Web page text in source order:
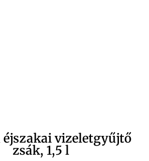
éjszakai vizeletgyűjtő
zsák, 1,5 l